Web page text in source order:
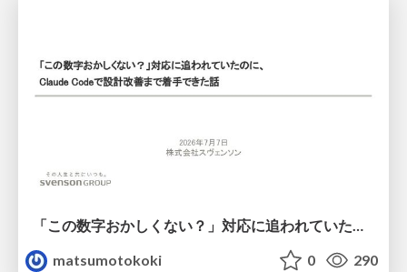
「この数字おかしくない？」対応に追われていたのに、 Claude Codeで設計改善まで着手できた話
matsumotokoki
0 290